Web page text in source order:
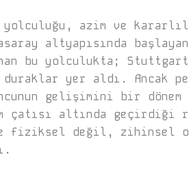
yolculuğu, azim ve
altyapısında
bu yolculukta;
yer aldı. Ancak
gelişimini bir dönem
çatısı altında geçirdiği
fiziksel değil, zihinsel